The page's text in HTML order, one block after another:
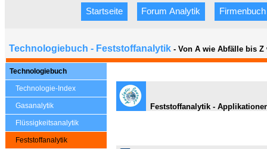
Startseite Forum Analytik Firmenbuch
Technologiebuch - Feststoffanalytik - Von A wie Abfälle bis Z
Technologiebuch
Technologie-Index
Gasanalytik
Flüssigkeitsanalytik
Feststoffanalytik
Feststoffanalytik -